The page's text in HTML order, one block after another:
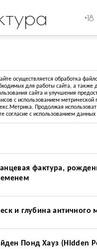
+18
осуществляется обработка
для работы сайта, а также
сайта и улучшения
с использованием
Продолжая
согласие с использованием данных
фактура,
и глубина античного
Понд Хауз (Hidden